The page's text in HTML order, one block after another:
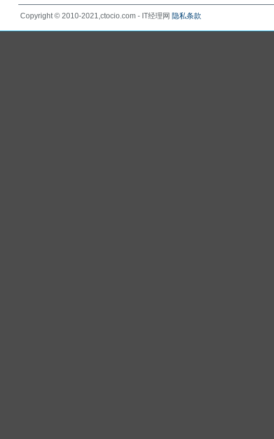
Copyright © 2010-2021,ctocio.com - IT经理网 隐私条款